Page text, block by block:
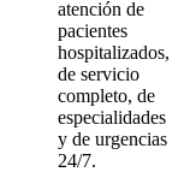
atención de
pacientes
hospitalizados,
de servicio
completo, de
especialidades
y de urgencias
24/7.